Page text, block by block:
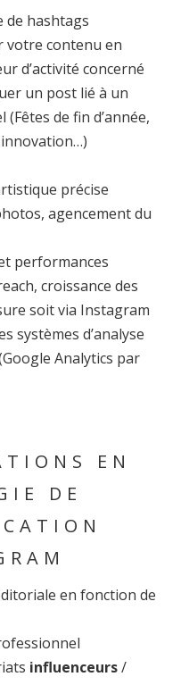
de hashtags
votre contenu en
d’activité concerné
un post lié à un
de fin d’année,
innovation…)
précise
agencement du
performances
croissance des
soit via Instagram
systèmes d’analyse
Analytics par
EN
DE
en fonction de
influenceurs/